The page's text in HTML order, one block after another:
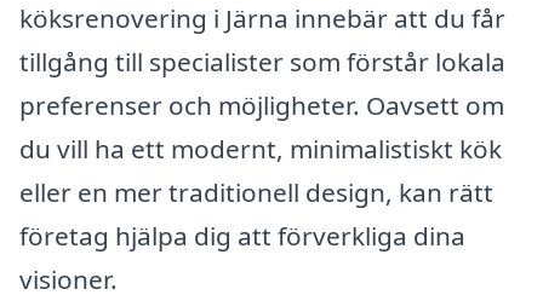
köksrenovering i Järna innebär att du får
tillgång till specialister som förstår lokala
preferenser och möjligheter. Oavsett om
du vill ha ett modernt, minimalistiskt kök
eller en mer traditionell design, kan rätt
företag hjälpa dig att förverkliga dina
visioner.